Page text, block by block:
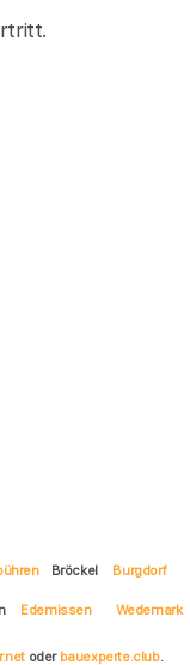
Bröckel Burgdorf
Edemissen Wedemark
oder bauexperte.club.